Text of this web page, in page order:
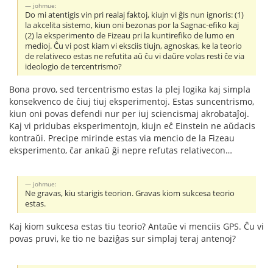
johmue:
Do mi atentigis vin pri realaj faktoj, kiujn vi ĝis nun ignoris: (1)
la akcelita sistemo, kiun oni bezonas por la Sagnac-efiko kaj
(2) la eksperimento de Fizeau pri la kuntirefiko de lumo en
medioj. Ĉu vi post kiam vi eksciis tiujn, agnoskas, ke la teorio
de relativeco estas ne refutita aŭ ĉu vi daŭre volas resti ĉe via
ideologio de tercentrismo?
Bona provo, sed tercentrismo estas la plej logika kaj simpla
konsekvenco de ĉiuj tiuj eksperimentoj. Estas suncentrismo,
kiun oni povas defendi nur per iuj sciencismaj akrobataĵoj.
Kaj vi pridubas eksperimentojn, kiujn eĉ Einstein ne aŭdacis
kontraŭi. Precipe mirinde estas via mencio de la Fizeau
eksperimento, ĉar ankaŭ ĝi nepre refutas relativecon…
johmue:
Ne gravas, kiu starigis teorion. Gravas kiom sukcesa teorio
estas.
Kaj kiom sukcesa estas tiu teorio? Antaŭe vi menciis GPS. Ĉu vi
povas pruvi, ke tio ne baziĝas sur simplaj teraj antenoj?